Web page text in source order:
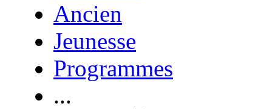
Ancien
Jeunesse
Programmes
...